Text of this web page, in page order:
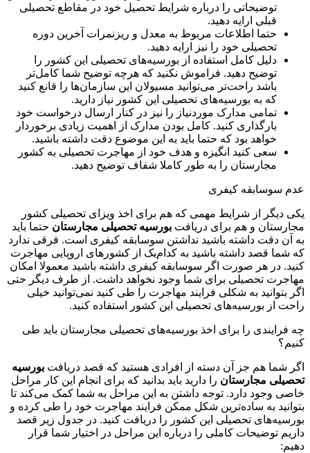
توضیحاتی را درباره شرایط تحصیل خود در مقاطع تحصیلی
قبلی ارایه دهید.
حتما اطلاعات مربوط به معدل و ریزنمرات آخرین دوره
تحصیلی خود را نیز ارایه دهید.
دلیل کامل استفاده از بورسیه‌های تحصیلی این کشور را
توضیح دهید. فراموش نکنید که هرچه توضیح شما کامل‌تر
باشد راحت‌تر می‌توانید مسیولان این سازمان‌ها را قانع کنید
که به بورسیه‌های تحصیلی این کشور نیاز دارید.
تمامی مدارک موردنیاز را نیز در کنار ارسال درخواست خود
بارگذاری کنید. کامل بودن مدارک از اهمیت زیادی برخوردار
خواهد بود که حتما باید به این موضوع دقت داشته باشید.
سعی کنید انگیزه و هدف خود از مهاجرت تحصیلی به کشور
مجارستان را به طور کاملا شفاف توضیح دهید.
عدم سوسابقه کیفری
یکی دیگر از شرایط مهمی که هم برای اخذ ویزای تحصیلی کشور
مجارستان و هم برای دریافت بورسیه تحصیلی مجارستان حتما باید
به آن دقت داشته باشید نداشتن سوسابقه کیفری است. فرقی ندارد
که شما قصد داشته باشید به کدام‌یک از کشورهای اروپایی مهاجرت
کنید. در هر صورت اگر سوسابقه کیفری داشته باشید معمولا امکان
مهاجرت تحصیلی برای شما وجود نخواهد داشت. از طرف دیگر حتی
اگر بتوانید به شکلی فرایند مهاجرت را طی کنید نمی‌توانید خیلی
راحت از بورسیه‌های تحصیلی این کشور استفاده کنید.
چه فرایندی را برای اخذ بورسیه‌های تحصیلی مجارستان باید طی
کنیم؟
اگر شما هم جز آن دسته از افرادی هستید که قصد دریافت بورسیه
تحصیلی مجارستان را دارید باید بدانید که برای انجام این کار مراحل
خاصی وجود دارد. توجه داشتن به این مراحل به شما کمک می‌کند تا
بتوانید به ساده‌ترین شکل ممکن فرایند مهاجرت خود را طی کرده و
بورسیه‌های تحصیلی این کشور را دریافت کنید. در جدول زیر قصد
داریم توضیحات کاملی را درباره این مراحل در اختیار شما قرار
دهیم: